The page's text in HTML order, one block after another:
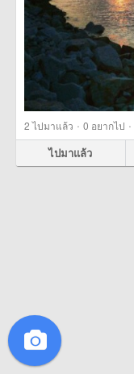
2ไปมาแล้ว · 0 อยากไป ·
ไปมาแล้ว